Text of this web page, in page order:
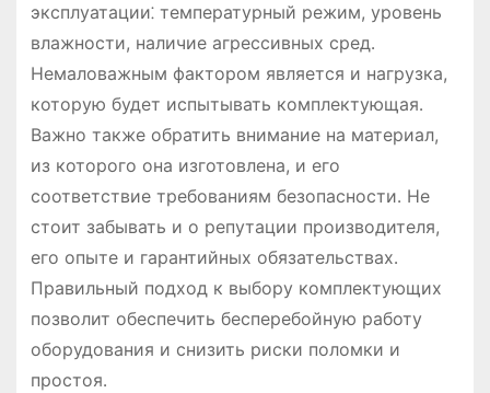
эксплуатации⁚ температурный режим, уровень
влажности, наличие агрессивных сред․
Немаловажным фактором является и нагрузка,
которую будет испытывать комплектующая․
Важно также обратить внимание на материал,
из которого она изготовлена, и его
соответствие требованиям безопасности․ Не
стоит забывать и о репутации производителя,
его опыте и гарантийных обязательствах․
Правильный подход к выбору комплектующих
позволит обеспечить бесперебойную работу
оборудования и снизить риски поломки и
простоя․